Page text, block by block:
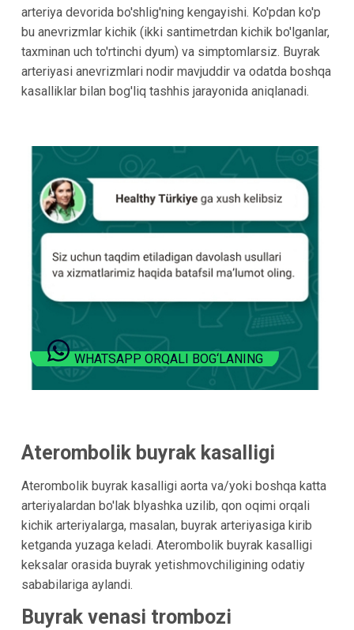
arteriya devorida bo'shlig'ning kengayishi. Ko'pdan ko'p
bu anevrizmlar kichik (ikki santimetrdan kichik bo'lganlar,
taxminan uch to'rtinchi dyum) va simptomlarsiz. Buyrak
arteriyasi anevrizmlari nodir mavjuddir va odatda boshqa
kasalliklar bilan bog'liq tashhis jarayonida aniqlanadi.
WHATSAPP ORQALI BOG‘LANING
Aterombolik buyrak kasalligi
Aterombolik buyrak kasalligi aorta va/yoki boshqa katta
arteriyalardan bo'lak blyashka uzilib, qon oqimi orqali
kichik arteriyalarga, masalan, buyrak arteriyasiga kirib
ketganda yuzaga keladi. Aterombolik buyrak kasalligi
keksalar orasida buyrak yetishmovchiligining odatiy
sababilariga aylandi.
Buyrak venasi trombozi